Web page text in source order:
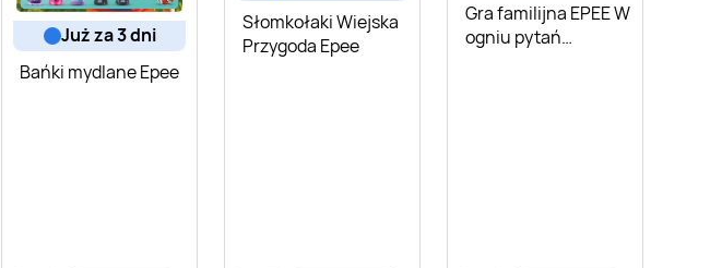
już za 3 dni
Bańki mydlane Epee
Słomkołaki Wiejska
Przygoda Epee
Gra familijna EPEE W
ogniu pytań